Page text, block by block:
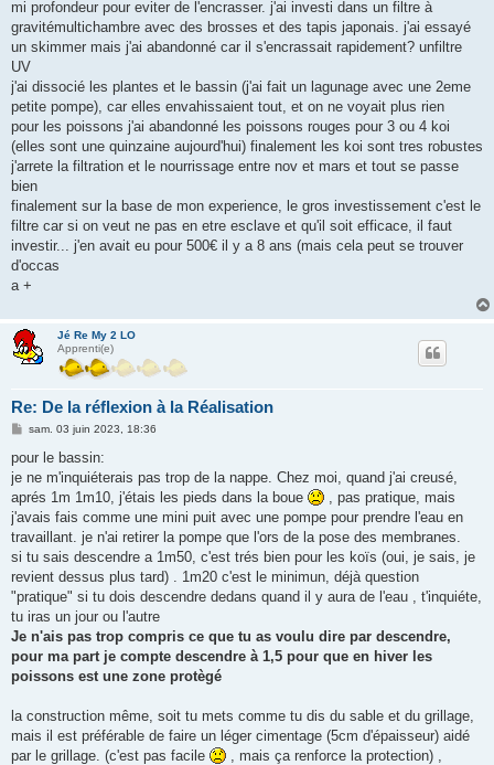
mi profondeur pour eviter de l'encrasser. j'ai investi dans un filtre à
gravitémultichambre avec des brosses et des tapis japonais. j'ai essayé
un skimmer mais j'ai abandonné car il s'encrassait rapidement? unfiltre
UV
j'ai dissocié les plantes et le bassin (j'ai fait un lagunage avec une 2eme
petite pompe), car elles envahissaient tout, et on ne voyait plus rien
pour les poissons j'ai abandonné les poissons rouges pour 3 ou 4 koi
(elles sont une quinzaine aujourd'hui) finalement les koi sont tres robustes
j'arrete la filtration et le nourrissage entre nov et mars et tout se passe
bien
finalement sur la base de mon experience, le gros investissement c'est le
filtre car si on veut ne pas en etre esclave et qu'il soit efficace, il faut
investir... j'en avait eu pour 500€ il y a 8 ans (mais cela peut se trouver
d'occas
a +
Jé Re My 2 LO
Apprenti(e)
Re: De la réflexion à la Réalisation
M
s
a
g
sam. 03 juin 2023, 18:36
pour le bassin:
je ne m'inquiéterais pas trop de la nappe. Chez moi, quand j'ai creusé,
aprés 1m 1m10, j'étais les pieds dans la boue
, pas pratique, mais
j'avais fais comme une mini puit avec une pompe pour prendre l'eau en
travaillant. je n'ai retirer la pompe que l'ors de la pose des membranes.
si tu sais descendre a 1m50, c'est trés bien pour les koïs (oui, je sais, je
revient dessus plus tard) . 1m20 c'est le minimun, déjà question
"pratique" si tu dois descendre dedans quand il y aura de l'eau , t'inquiéte,
tu iras un jour ou l'autre
Je n'ais pas trop compris ce que tu as voulu dire par descendre,
pour ma part je compte descendre à 1,5 pour que en hiver les
poissons est une zone protègé
la construction même, soit tu mets comme tu dis du sable et du grillage,
mais il est préférable de faire un léger cimentage (5cm d'épaisseur) aidé
par le grillage. (c'est pas facile
, mais ça renforce la protection) ,